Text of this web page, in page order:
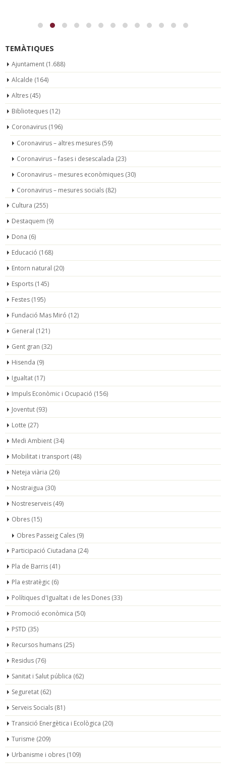
TEMÀTIQUES
Ajuntament (1.688)
Alcalde (164)
Altres (45)
Biblioteques (12)
Coronavirus (196)
Coronavirus – altres mesures (59)
Coronavirus – fases i desescalada (23)
Coronavirus – mesures econòmiques (30)
Coronavirus – mesures socials (82)
Cultura (255)
Destaquem (9)
Dona (6)
Educació (168)
Entorn natural (20)
Esports (145)
Festes (195)
Fundació Mas Miró (12)
General (121)
Gent gran (32)
Hisenda (9)
Igualtat (17)
Impuls Econòmic i Ocupació (156)
Joventut (93)
Lotte (27)
Medi Ambient (34)
Mobilitat i transport (48)
Neteja viària (26)
Nostraigua (30)
Nostreserveis (49)
Obres (15)
Obres Passeig Cales (9)
Participació Ciutadana (24)
Pla de Barris (41)
Pla estratègic (6)
Polítiques d'Igualtat i de les Dones (33)
Promoció econòmica (50)
PSTD (35)
Recursos humans (25)
Residus (76)
Sanitat i Salut pública (62)
Seguretat (62)
Serveis Socials (81)
Transició Energètica i Ecològica (20)
Turisme (209)
Urbanisme i obres (109)